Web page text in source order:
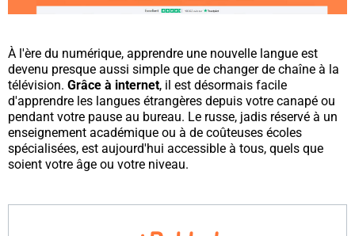
À l'ère du numérique, apprendre une nouvelle langue est
devenu presque aussi simple que de changer de chaîne à la
télévision. Grâce à internet, il est désormais facile
d'apprendre les langues étrangères depuis votre canapé ou
pendant votre pause au bureau. Le russe, jadis réservé à un
enseignement académique ou à de coûteuses écoles
spécialisées, est aujourd'hui accessible à tous, quels que
soient votre âge ou votre niveau.